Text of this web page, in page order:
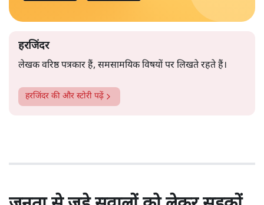
हरजिंदर
लेखक वरिष्ठ पत्रकार हैं, समसामयिक विषयों पर लिखते रहते हैं।
हरजिंदर की और स्टोरी पढ़ें